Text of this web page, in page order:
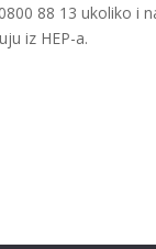
88 13 ukoliko i
iz HEP-a.